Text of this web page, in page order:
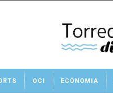
OCI ECONOMIA